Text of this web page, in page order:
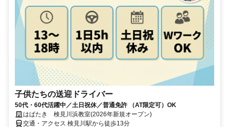
子供たちの送迎ドライバー
50代・60代活躍中／土日祝休／普通免許 （AT限定可）OK
はばたき 検見川浜教室(2026年新規オープン)
交通・アクセス 検見川駅から徒歩13分